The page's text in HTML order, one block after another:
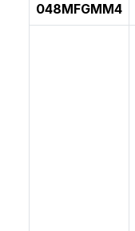
048MFGMM4